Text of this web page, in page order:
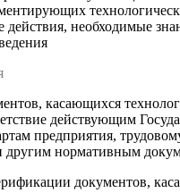
действия, необходимые
касающихся
действующим
предприятия,
другим нормативным
документов,